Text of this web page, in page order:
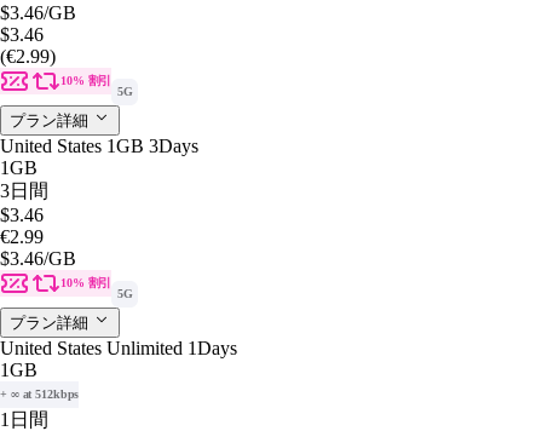
$3.46/GB
$3.46
(€2.99)
10% 割引
5G
プラン詳細
United States 1GB 3Days
1GB
3日間
$3.46
€2.99
$3.46/GB
10% 割引
5G
プラン詳細
United States Unlimited 1Days
1GB
+ ∞ at 512kbps
1日間